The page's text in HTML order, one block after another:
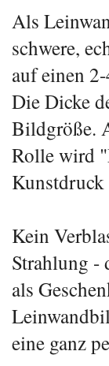
Als
schwere,
auf einen
Die Dicke
Bildgröße.
Rolle wird
Kunstdruck
Kein
Strahlung -
als
eine ganz